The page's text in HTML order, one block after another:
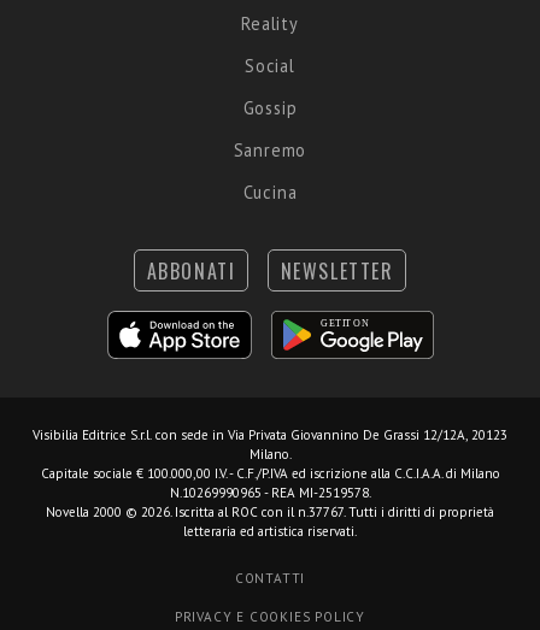
Reality
Social
Gossip
Sanremo
Cucina
ABBONATI NEWSLETTER
Visibilia Editrice S.r.l. con sede in Via Privata Giovannino De Grassi 12/12A, 20123
Milano.
Capitale sociale € 100.000,00 I.V. - C.F./P.IVA ed iscrizione alla C.C.I.A.A. di Milano
N.10269990965 - REA MI-2519578.
Novella 2000 © 2026. Iscritta al ROC con il n.37767. Tutti i diritti di proprietà
letteraria ed artistica riservati.
CONTATTI
PRIVACY E COOKIES POLICY